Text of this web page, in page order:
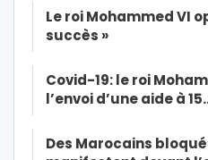
Le roi Mohammed VI
succès »
Covid-19: le roi
l’envoi d’une aide à
Des Marocains